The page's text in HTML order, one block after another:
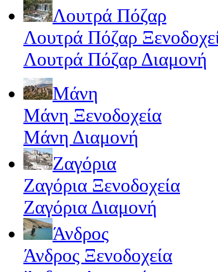
Λουτρά Πόζαρ
Λουτρά Πόζαρ
Λουτρά Πόζαρ Διαμονή
Μάνη
Μάνη Ξενοδοχεία
Μάνη Διαμονή
Ζαγόρια
Ζαγόρια Ξενοδοχεία
Ζαγόρια Διαμονή
Άνδρος
Άνδρος Ξενοδοχεία